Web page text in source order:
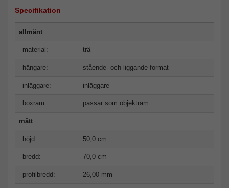
Specifikation
allmänt
material: trä
hängare: stående- och liggande format
inläggare: inläggare
boxram: passar som objektram
mått
höjd: 50,0 cm
bredd: 70,0 cm
profilbredd: 26,00 mm